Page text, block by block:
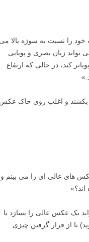
خواهد شد. اگر فقط یک یا
یا به چه چیزی باید نگاه